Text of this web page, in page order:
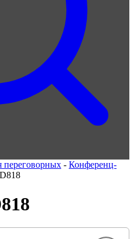
переговорных - Конференц-